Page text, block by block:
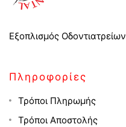
Εξοπλισμός Οδοντιατρείων
Πληροφορίες
Τρόποι Πληρωμής
Τρόποι Αποστολής